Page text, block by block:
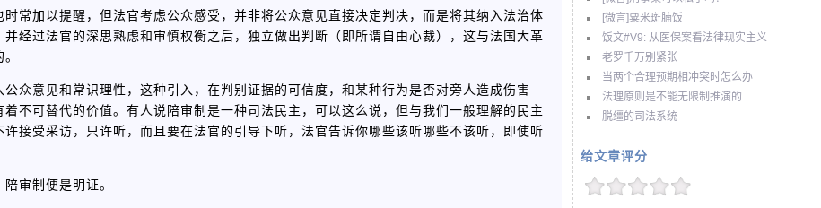
[微言]粟米斑腩饭
饭文#V9: 从医保案看法律现实主义
老罗千万别紧张
当两个合理预期相冲突时怎么办
法理原则是不能无限制推演的
脱缰的司法系统
给文章评分
常加以提醒，但法官考虑公众感受，并非将公众意见直接决定判决，而是将其纳入法治体
经过法官的深思熟虑和审慎权衡之后，独立做出判断（即所谓自由心裁），这与法国大革
众意见和常识理性，这种引入，在判别证据的可信度，和某种行为是否对旁人造成伤害
不可替代的价值。有人说陪审制是一种司法民主，可以这么说，但与我们一般理解的民主
接受采访，只许听，而且要在法官的引导下听，法官告诉你哪些该听哪些不该听，即使听
审制便是明证。